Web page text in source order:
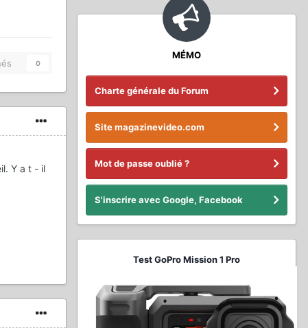
0
Y a t - il
MÉMO
Charte générale du Forum
Site magazinevideo.com
Mot de passe oublié ?
S'inscrire avec Google, Facebook
Test GoPro Mission 1 Pro